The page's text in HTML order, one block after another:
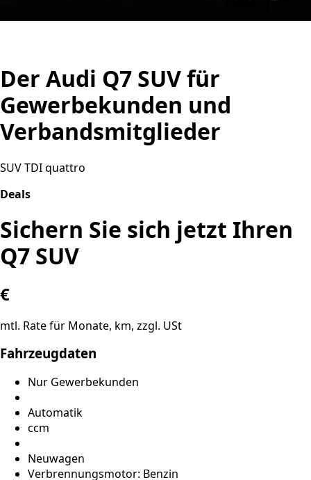
Der Audi Q7 SUV für
Gewerbekunden und
Verbandsmitglieder
SUV TDI quattro
Deals
Sichern Sie sich jetzt Ihren
Q7 SUV
€
mtl. Rate für Monate, km, zzgl. USt
Fahrzeugdaten
Nur Gewerbekunden
Automatik
ccm
Neuwagen
Verbrennungsmotor: Benzin